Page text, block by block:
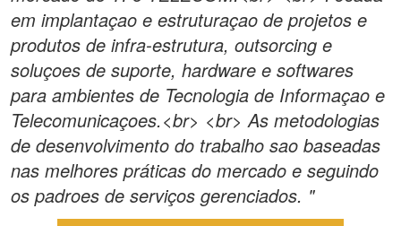
em implantaçao e estruturaçao de projetos e
produtos de infra-estrutura, outsorcing e
soluçoes de suporte, hardware e softwares
para ambientes de Tecnologia de Informaçao e
Telecomunicaçoes.<br> <br> As metodologias
de desenvolvimento do trabalho sao baseadas
nas melhores práticas do mercado e seguindo
os padroes de serviços gerenciados. "